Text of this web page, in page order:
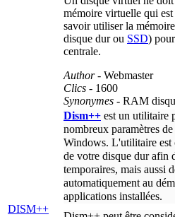
mémoire virtuelle qui
savoir utiliser la
disque dur ou SSD)
centrale.
Author- Webmaster
Clics - 1600
Synonymes - RAM
DISM++
Dism++ est un utilitaire
nombreux paramètres
Windows. L'utilitaire est
de votre disque dur afin
temporaires, mais aussi
automatiquement au
applications installées.